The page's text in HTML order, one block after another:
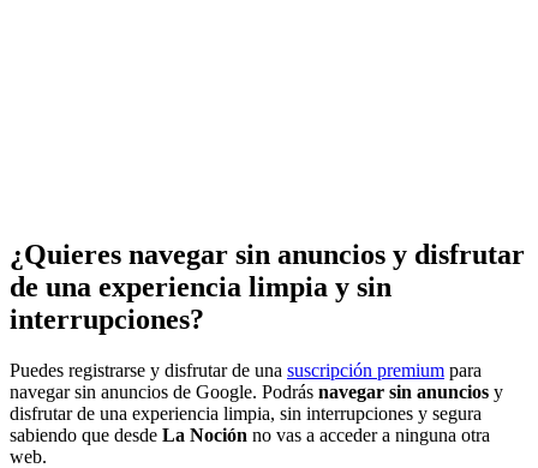
¿Quieres navegar sin anuncios y disfrutar
de una experiencia limpia y sin
interrupciones?
Puedes registrarse y disfrutar de una suscripción premium para
navegar sin anuncios de Google. Podrás navegar sin anuncios y
disfrutar de una experiencia limpia, sin interrupciones y segura
sabiendo que desde La Noción no vas a acceder a ninguna otra
web.